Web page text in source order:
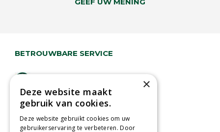
BETROUWBARE SERVICE
Lage verzendkosten
Vandaag besteld
binnen 2 dagen ophalen!
Afhalen in tuincentrum
×
Deze website maakt
gebruik van cookies.
Deze website gebruikt cookies om uw
gebruikerservaring te verbeteren. Door